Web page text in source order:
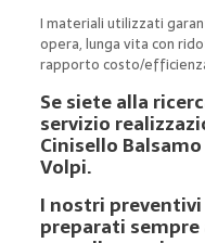
I materiali utilizzati
opera, lunga vita con
rapporto costo/
Se siete alla
servizio
Cinisello
Volpi.
I nostri
preparati